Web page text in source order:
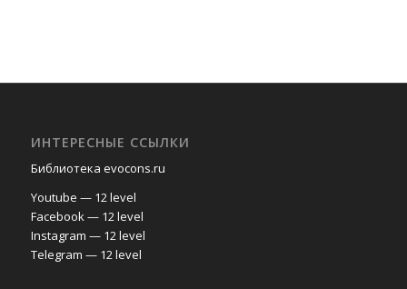
ИНТЕРЕСНЫЕ ССЫЛКИ
Библиотека evocons.ru
Youtube — 12 level
Facebook — 12 level
Instagram — 12 level
Telegram — 12 level